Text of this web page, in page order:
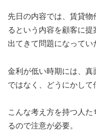
先日の内容では、賃貸物
るという内容を顧客に
出てきて問題になってい
金利が低い時期には、
ではなく、どうにかして
こんな考え方を持つ人
るので注意が必要。